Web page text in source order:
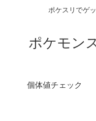
ポケスリでゲ
ポケモン
個体値チェック